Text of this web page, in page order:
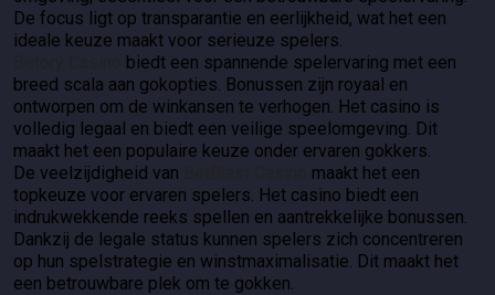
De focus ligt op transparantie en eerlijkheid, wat het een
ideale keuze maakt voor serieuze spelers.
biedt een spannende spelervaring met een
breed scala aan gokopties. Bonussen zijn royaal en
ontworpen om de winkansen te verhogen. Het casino is
volledig legaal en biedt een veilige speelomgeving. Dit
maakt het een populaire keuze onder ervaren gokkers.
De veelzijdigheid van
maakt het een
topkeuze voor ervaren spelers. Het casino biedt een
indrukwekkende reeks spellen en aantrekkelijke bonussen.
Dankzij de legale status kunnen spelers zich concentreren
op hun spelstrategie en winstmaximalisatie. Dit maakt het
een betrouwbare plek om te gokken.